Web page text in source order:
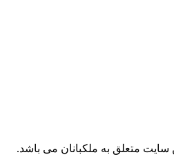
متعلق به ملکبانان می باشد.